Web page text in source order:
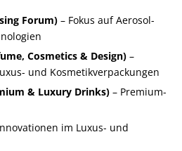
Forum) – Fokus auf Aerosol-
Cosmetics & Design) –
und Kosmetikverpackungen
& Luxury Drinks) – Premium-
im Luxus- und